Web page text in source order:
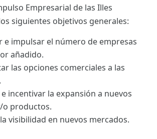
Empresarial de las Illes
siguientes objetivos generales:
e impulsar el número de empresas
añadido.
las opciones comerciales a las
incentivar la expansión a nuevos
o productos.
visibilidad en nuevos mercados.